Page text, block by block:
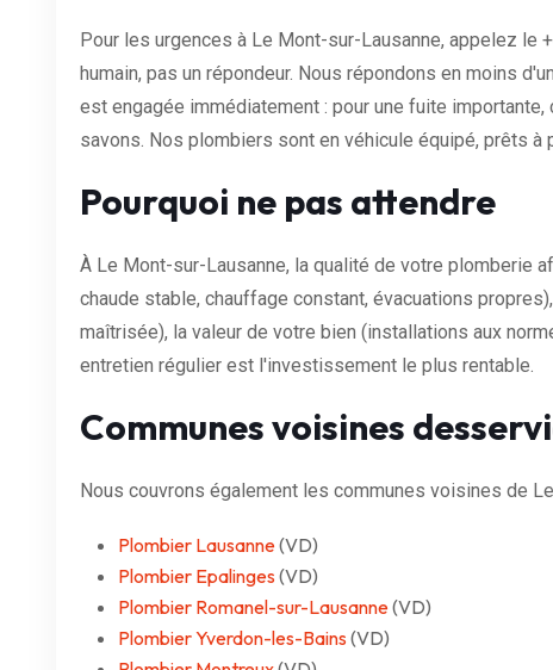
Pour les urgences à Le Mont-sur-Lausanne, appelez le
humain, pas un répondeur. Nous répondons en moins
est engagée immédiatement : pour une fuite
savons. Nos plombiers sont en véhicule équipé, prêts à
Pourquoi ne pas attendre
À Le Mont-sur-Lausanne, la qualité de votre plomberie
chaude stable, chauffage constant, évacuations
maîtrisée), la valeur de votre bien (installations aux
entretien régulier est l'investissement le plus rentable.
Communes voisines
Nous couvrons également les communes voisines de
Plombier Lausanne(VD)
Plombier Epalinges(VD)
Plombier Romanel-sur-Lausanne(VD)
Plombier Yverdon-les-Bains(VD)